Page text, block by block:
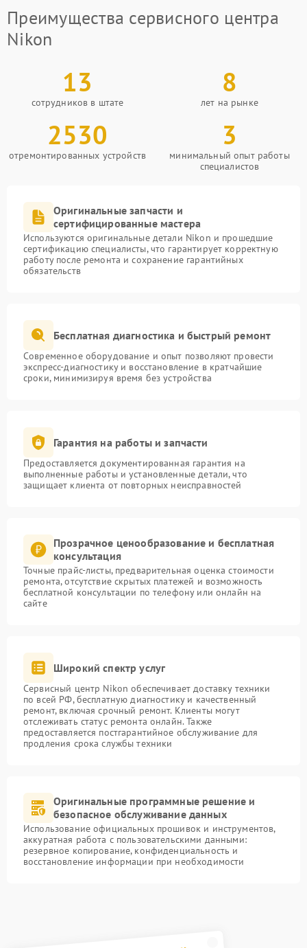
Преимущества сервисного центра
Nikon
13
сотрудников в штате
8
лет на рынке
2530
отремонтированных устройств
3
минимальный опыт работы
специалистов
Оригинальные запчасти и
сертифицированные мастера
Используются оригинальные детали Nikon и прошедшие
сертификацию специалисты, что гарантирует корректную
работу после ремонта и сохранение гарантийных
обязательств
Бесплатная диагностика и быстрый ремонт
Современное оборудование и опыт позволяют провести
экспресс-диагностику и восстановление в кратчайшие
сроки, минимизируя время без устройства
Гарантия на работы и запчасти
Предоставляется документированная гарантия на
выполненные работы и установленные детали, что
защищает клиента от повторных неисправностей
Прозрачное ценообразование и бесплатная
консультация
Точные прайс-листы, предварительная оценка стоимости
ремонта, отсутствие скрытых платежей и возможность
бесплатной консультации по телефону или онлайн на
сайте
Широкий спектр услуг
Сервисный центр Nikon обеспечивает доставку техники
по всей РФ, бесплатную диагностику и качественный
ремонт, включая срочный ремонт. Клиенты могут
отслеживать статус ремонта онлайн. Также
предоставляется постгарантийное обслуживание для
продления срока службы техники
Оригинальные программные решение и
безопасное обслуживание данных
Использование официальных прошивок и инструментов,
аккуратная работа с пользовательскими данными:
резервное копирование, конфиденциальность и
восстановление информации при необходимости